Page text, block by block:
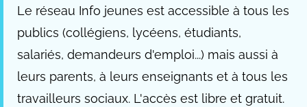
Le réseau Info jeunes est accessible à tous les
publics (collégiens, lycéens, étudiants,
salariés, demandeurs d'emploi...) mais aussi à
leurs parents, à leurs enseignants et à tous les
travailleurs sociaux. L'accès est libre et gratuit.